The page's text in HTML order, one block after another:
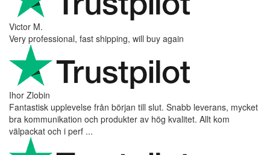
Victor M.
Very professional, fast shipping, will buy again
Ihor Zlobin
Fantastisk upplevelse från början till slut. Snabb leverans, mycket
bra kommunikation och produkter av hög kvalitet. Allt kom
välpackat och i perf ...